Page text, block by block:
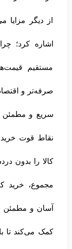
از دیگر
اشاره کرد؛
مستقیم
صرفه‌تر و
سریع و مطمئن
نقاط قوت خرید
کالا را بدون
مجموع، خرید
آسان و مطمئن
کمک می‌کند تا